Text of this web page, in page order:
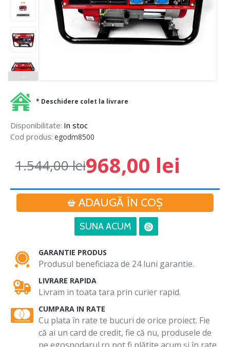
Disponibilitate: In stoc
Cod produs: egodm8500
968,00 lei
1.544,00 lei
ADAUGĂ ÎN COŞ
SUNA ACUM
* Deschidere colet la livrare
GARANTIE PRODUS
Produsul beneficiaza de 24 luni garantie.
LIVRARE RAPIDA
Livram in toata tara prin curier rapid.
CUMPARA IN RATE
Cu plata în rate te bucuri de orice proiect. Fie
că ai un card de credit, fie că nu, produsele de